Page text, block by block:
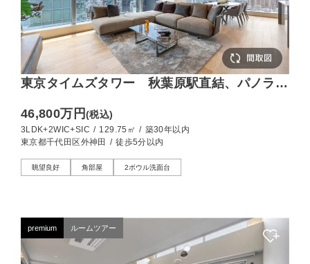
東京タイムズタワー 秋葉原駅直結、パノラマ
46,800万円(税込)
3LDK+2WIC+SIC / 129.75㎡ / 築30年以内
東京都千代田区外神田 / 徒歩5分以内
眺望良好 角部屋 2ボウル洗面台
premium ルームツアー